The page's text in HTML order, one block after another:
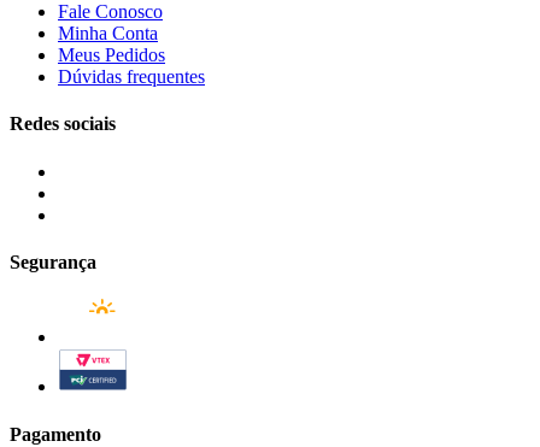
Fale Conosco
Minha Conta
Meus Pedidos
Dúvidas frequentes
Redes sociais
Segurança
Pagamento